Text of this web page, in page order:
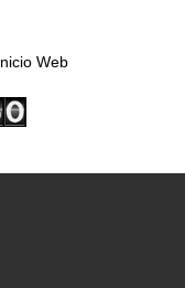
Web